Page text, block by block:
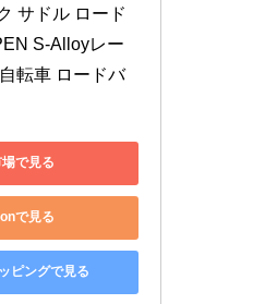
サドル ロード
S-Alloyレー
転車 ロードバ
で見る
で見る
ピングで見る